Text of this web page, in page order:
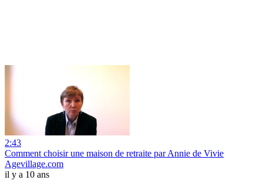
2:43
Comment choisir une maison de retraite par Annie de Vivie
Agevillage.com
il y a 10 ans